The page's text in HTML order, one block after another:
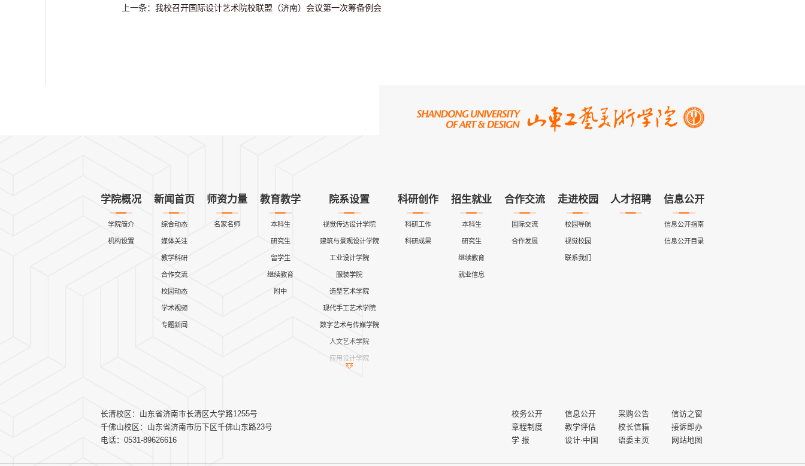
上一条：我校召开国际设计艺术院校联盟（济南）会议第一次筹备例会
学院概况
学院简介
机构设置
新闻首页
综合动态
媒体关注
教学科研
合作交流
校园动态
学术视频
专题新闻
师资力量
名家名师
教育教学
本科生
研究生
留学生
继续教育
附中
院系设置
视觉传达设计学院
建筑与景观设计学院
工业设计学院
服装学院
造型艺术学院
现代手工艺术学院
数字艺术与传媒学院
人文艺术学院
应用设计学院
科研创作
科研工作
科研成果
招生就业
本科生
研究生
继续教育
就业信息
合作交流
国际交流
合作发展
走进校园
校园导航
视觉校园
联系我们
人才招聘 信息公开
信息公开指南
信息公开目录
长清校区：山东省济南市长清区大学路1255号
千佛山校区：山东省济南市历下区千佛山东路23号
电话：0531-89626616
校务公开 信息公开 采购公告
信访之窗
章程制度
教学评估 校长信箱
接诉即办
学 报
设计·中国 语委主页 网站地图